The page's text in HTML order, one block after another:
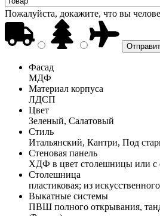
Пожалуйста, докажите, что вы
Фасад
МДФ
Материал корпуса
ЛДСП
Цвет
Зеленый, Салатовый
Стиль
Итальянский, Кантри, Под
Стеновая панель
ХДФ в цвет столешницы или с
Столешница
пластиковая; из
Выкатные системы
ПВШ полного открывания,